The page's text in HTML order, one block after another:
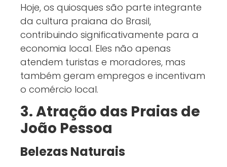
Hoje, os quiosques são parte integrante
da cultura praiana do Brasil,
contribuindo significativamente para a
economia local. Eles não apenas
atendem turistas e moradores, mas
também geram empregos e incentivam
o comércio local.
3. Atração das Praias de
João Pessoa
Belezas Naturais